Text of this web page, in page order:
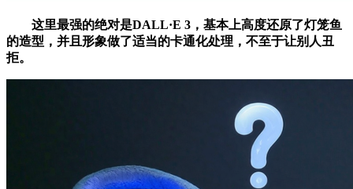
这里最强的绝对是DALL·E 3，基本上高度还原了灯笼鱼
的造型，并且形象做了适当的卡通化处理，不至于让别人丑
拒。